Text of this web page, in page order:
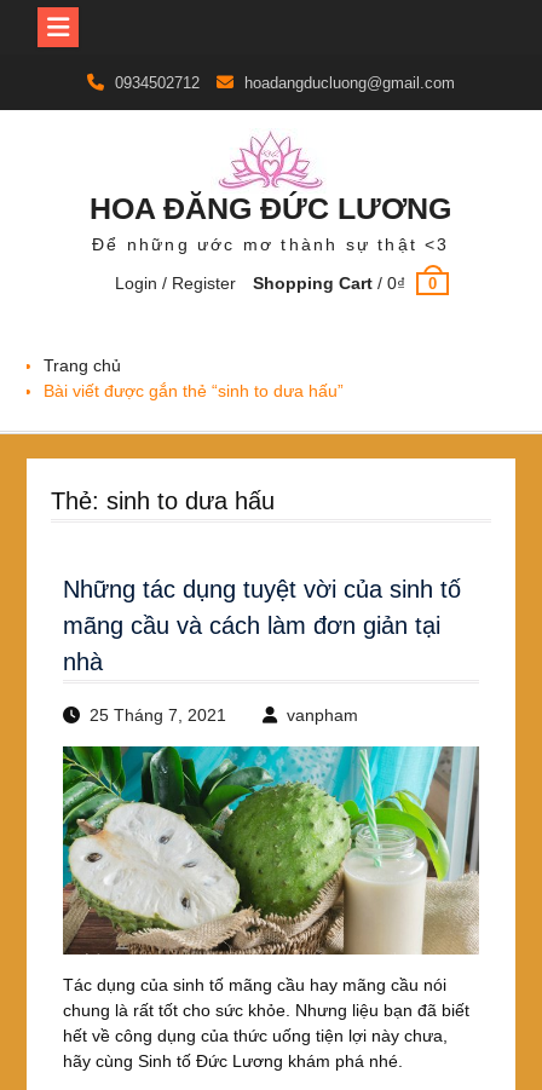
content
0934502712 hoadangducluong@gmail.com
HOA ĐĂNG ĐỨC LƯƠNG
Để những ước mơ thành sự thật <3
Login / Register
Shopping Cart /0₫ 0
Trang chủ
Bài viết được gắn thẻ “sinh to dưa hấu”
Thẻ: sinh to dưa hấu
Những tác dụng tuyệt vời của sinh tố
mãng cầu và cách làm đơn giản tại
nhà
25 Tháng 7, 2021 vanpham
Tác dụng của sinh tố mãng cầu hay mãng cầu nói
chung là rất tốt cho sức khỏe. Nhưng liệu bạn đã biết
hết về công dụng của thức uống tiện lợi này chưa,
hãy cùng Sinh tố Đức Lương khám phá nhé.